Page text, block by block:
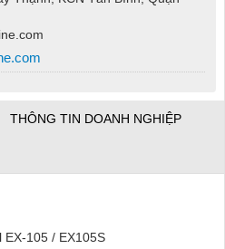
THÔNG TIN DOANH NGHIỆP
105 / EX105S